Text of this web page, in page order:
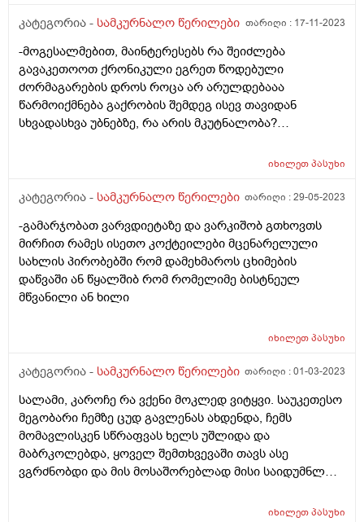
წამოვიდოდი მისგან ეს ტოქსიკური ურთიერთობა
დავასრულე ეხლა ისებ ასე ვარ თავბრუხვევებით და
როგორ მოვიქცეე არვიცი ბოდიში ცოყა არულად
მიწერია
კატეგორია - სამკურნალო წერილები თარიღი : 17-11-2023
-მოგესალმებით, მაინტერესებს რა შეიძლება
გავაკეთოოთ ქრონიკული ეგრეთ წოდებული
ძორმაგარების დროს როცა არ არულდებააა
წარმოიქმნება გაქრობის შემდეგ ისევ თავიდან
სხვადასხვა უბნებზე, რა არის მკუტნალობა?
იხილეთპასუხი
კატეგორია - სამკურნალო წერილები თარიღი :29-05-2023
-გამარჯობათ ვარვდიეტაზე და ვარკიშობ გთხოვთს
მირჩით რამეს ისეთო კოქტეილები მცენარელული
სახლის პირობებში რომ დამეხმაროს ცხიმების
დაწვაში ან წყალშიბ რომ რომელიმე ბისტნეულ
მწვანილი ან ხილი
იხილეთპასუხი
კატეგორია - სამკურნალო წერილები თარიღი :01-03-2023
სალამი, კაროჩე რა ვქენი მოკლედ ვიტყვი. საუკეთესო
მეგობარი ჩემზე ცუდ გავლენას ახდენდა, ჩემს
მომავლისკენ სწრაფვას ხელს უშლიდა და
მაბრკოლებდა, ყოველ შემთხვევაში თავს ასე
ვგრძნობდი და მის მოსაშორებლად მისი საიდუმნლო
უცნაურია ჩემი საქციელი და რამე, მაგრამიხილეთპასუხი